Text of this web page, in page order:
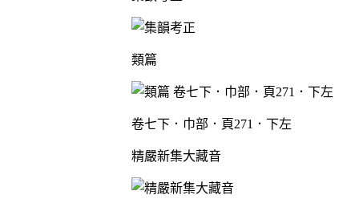
類篇
卷七下．巾部．頁271．下左
精嚴新集大藏音